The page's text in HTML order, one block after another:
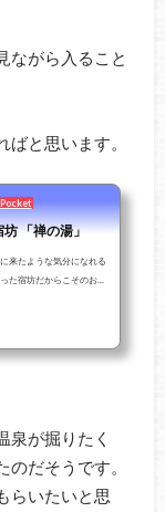
ながら入ること
と思います。
Pocket
「禅の湯」
来たような気分になれる
た宿坊だからこそのおも
泉が掘りたく
だそうです。
らいたいと思